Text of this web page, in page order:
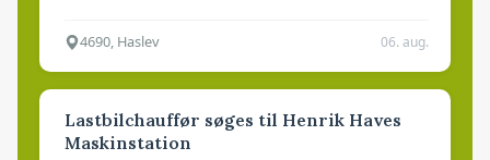
4690, Haslev 06. aug.
Lastbilchauffør søges til Henrik Haves
Maskinstation